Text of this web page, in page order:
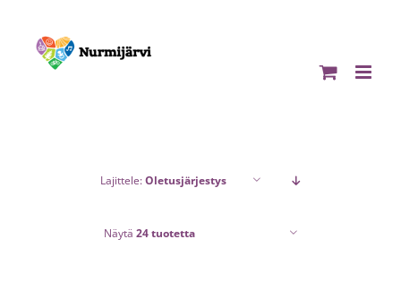
content
Lajittele:Oletusjärjestys
Näytä 24 tuotetta